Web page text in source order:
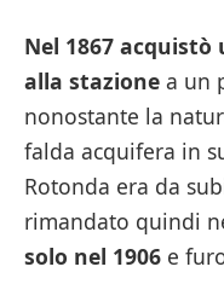
Nel 1867
alla stazione a un
nonostante la
falda acquifera in
Rotonda era da
rimandato quindi
solo nel 1906 e